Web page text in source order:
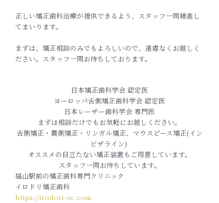
正しい矯正歯科治療が提供できるよう、スタッフ一同精進し
てまいります。
まずは、矯正相談のみでもよろしいので、遠慮なくお越しく
ださい。スタッフ一同お待ちしております。
日本矯正歯科学会 認定医
ヨーロッパ舌側矯正歯科学会 認定医
日本レーザー歯科学会 専門医
まずは相談だけでもお気軽にお越しください。
舌側矯正・裏側矯正・リンガル矯正、マウスピース矯正(イン
ビザライン)
オススメの目立たない矯正装置もご用意しています。
スタッフ一同お待ちしています。
福山駅前の矯正歯科専門クリニック
イロドリ矯正歯科
https://irodori-oc.com